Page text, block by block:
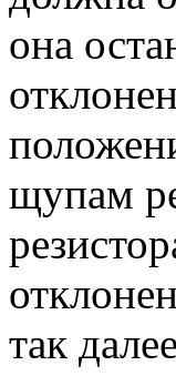
она
щупам
так